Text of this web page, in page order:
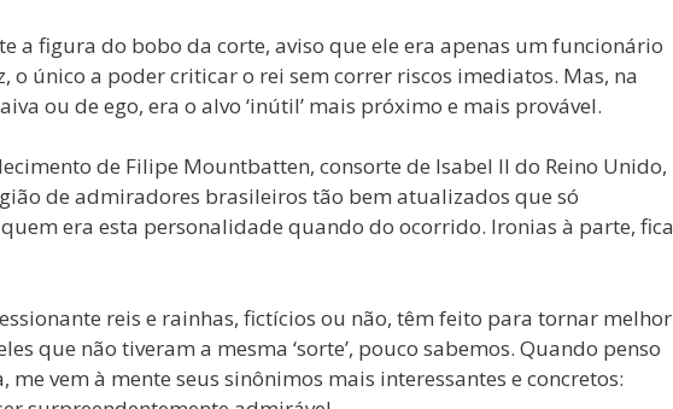
a figura do bobo da corte, aviso que ele era apenas um funcionário
o único a poder criticar o rei sem correr riscos imediatos. Mas, na
ou de ego, era o alvo ‘inútil’ mais próximo e mais provável.
de Filipe Mountbatten, consorte de Isabel II do Reino Unido,
de admiradores brasileiros tão bem atualizados que só
era esta personalidade quando do ocorrido. Ironias à parte, fica
reis e rainhas, fictícios ou não, têm feito para tornar melhor
que não tiveram a mesma ‘sorte’, pouco sabemos. Quando penso
me vem à mente seus sinônimos mais interessantes e concretos: